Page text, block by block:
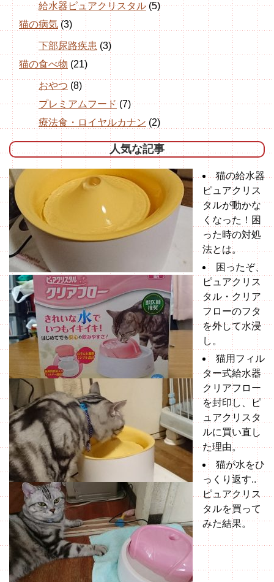
給水器ピュアクリスタル(5)
猫の病気 (3)
下部尿路疾患 (3)
猫の食べ物 (21)
おやつ (8)
プレミアムフード(7)
療法食・ロイヤルカナン (2)
人気な記事
猫の給水器
ピュアクリス
タルが動かな
くなった！困
った時の対処
法とは。
困ったぞ、
ピュアクリス
タル・クリア
フローのフタ
を外して水浸
し。
猫用フィル
ター式給水器
クリアフロー
を封印し、ピ
ュアクリスタ
ルに買い直し
た理由。
猫が水をひ
っくり返す..
ピュアクリス
タルを買って
みた結果。